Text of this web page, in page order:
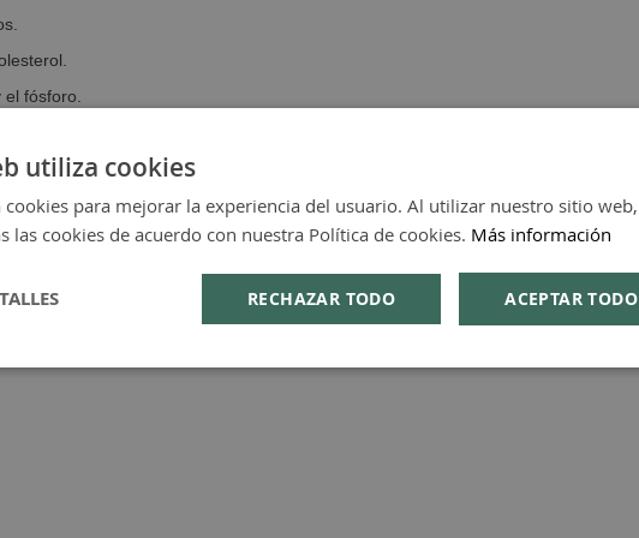
fósforo.
oxidativo.
utiliza cookies
cookies para mejorar la experiencia del usuario. Al utilizar nuestro sitio web,
las cookies de acuerdo con nuestra Política de cookies. Más información
ACEPTAR TODO
RECHAZAR TODO